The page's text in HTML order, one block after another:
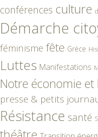
conférences culture
Démarche
féminisme fête Grèce
Luttes Manifestations
Notre économie et
presse & petits
Résistance santé